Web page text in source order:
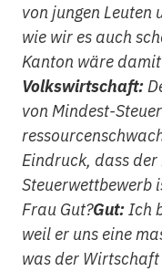
von jungen Leuten
wie wir es auch
Kanton wäre
Volkswirtschaft:
von Mindest-
Eindruck, dass der
Steuerwettbewerb
Frau Gut?Gut:Ich
weil er uns eine
was der